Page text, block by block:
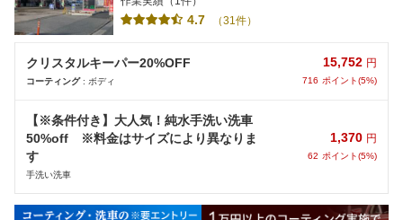
4.7 （31件）
クリスタルキーパー20%OFF
コーティング: ボディ
15,752 円
716 ポイント(5%)
【※条件付き】大人気！純水手洗い洗車
50%off ※料金はサイズにより異なりま
す
手洗い洗車
1,370 円
62 ポイント(5%)